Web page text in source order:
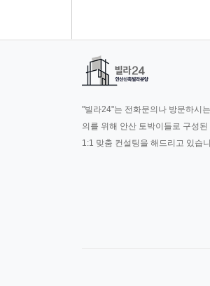
"빌라24"는 전화문의나 방문하시
의를 위해 안산 토박이들로 구성된
1:1 맞춤 컨설팅을 해드리고 있습